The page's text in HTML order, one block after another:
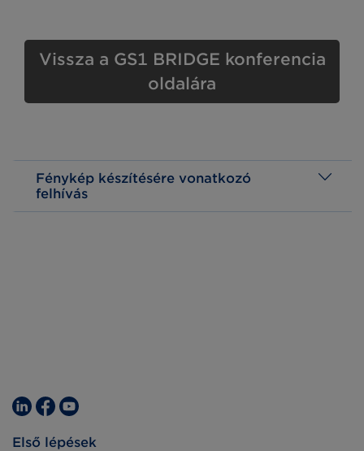
Vissza a GS1 BRIDGE konferencia
oldalára
Fénykép készítésére vonatkozó
felhívás
Első lépések